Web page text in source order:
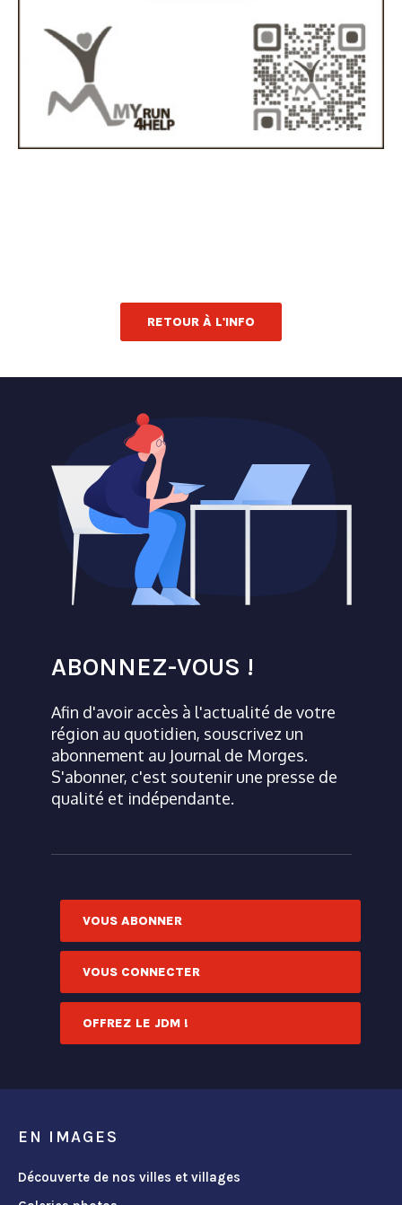
RETOUR À L'INFO
ABONNEZ-VOUS !
Afin d'avoir accès à l'actualité de votre
région au quotidien, souscrivez un
abonnement au Journal de Morges.
S'abonner, c'est soutenir une presse de
qualité et indépendante.
VOUS ABONNER
VOUS CONNECTER
OFFREZ LE JDM !
EN IMAGES
Découverte de nos villes et villages